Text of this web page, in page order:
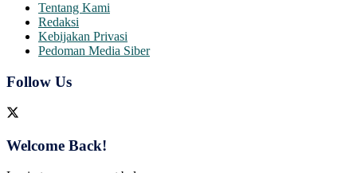
Tentang Kami
Redaksi
Kebijakan Privasi
Pedoman Media Siber
Follow Us
Welcome Back!